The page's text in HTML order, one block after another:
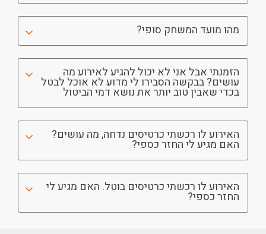
מהו מועד המשחק סופי?
הזמנתי אבל אני לא יכול להגיע לאירוע מה
עושים? בבקשה הסבירו לי מדוע לא אוכל לבטל
בכדי שאבין טוב יותר את נושא דמי הביטול
האירוע לו רכשתי כרטיסים נדחה, מה עושים?
האם מגיע לי החזר כספי?
האירוע לו רכשתי כרטיסים בוטל. האם מגיע לי
החזר כספי?